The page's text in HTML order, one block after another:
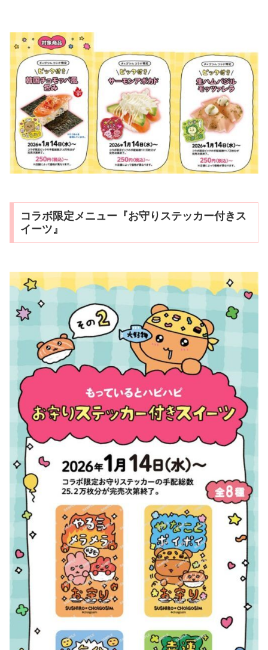
コラボ限定メニュー『お守りステッカー付きス
イーツ』